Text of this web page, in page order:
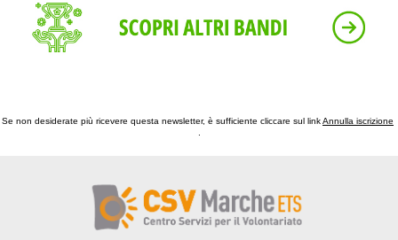
Se non desiderate più ricevere questa newsletter, è sufficiente cliccare sul link ‍Annulla iscrizione